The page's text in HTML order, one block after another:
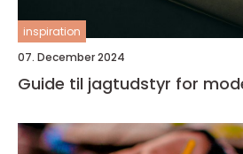
inspiration
07. December 2024
Guide til jagtudstyr for